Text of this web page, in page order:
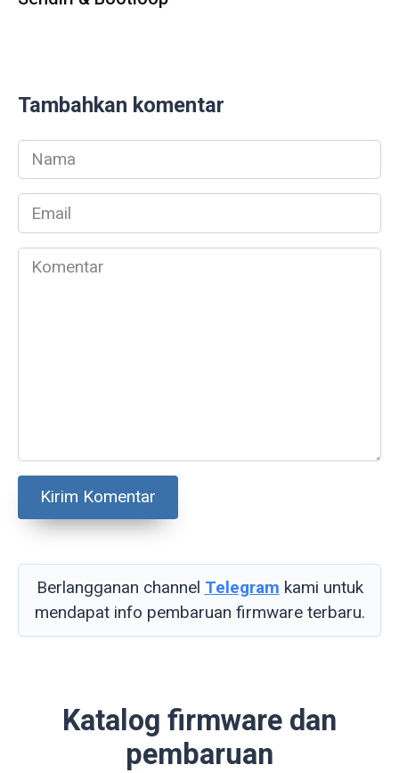
Tambahkan komentar
Nama
*
Email
*
Komentar
Berlangganan channel Telegram kami untuk
mendapat info pembaruan firmware terbaru.
Katalog firmware dan
pembaruan